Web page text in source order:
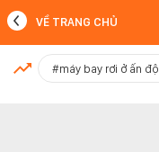
MỚI NHẤT
VỀ TRANG CHỦ
#máy bay rơi ở ấn độ